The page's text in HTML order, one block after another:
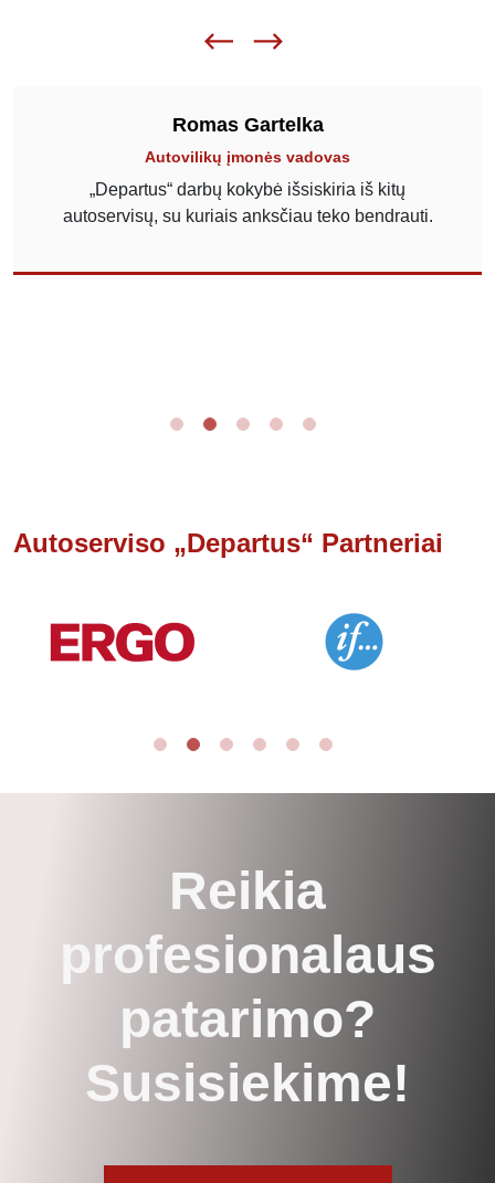
Romas Gartelka
Autovilikų įmonės vadovas
„Departus“ darbų kokybė išsiskiria iš kitų
autoservisų, su kuriais anksčiau teko bendrauti.
Autoserviso „Departus“ Partneriai
Reikia
profesionalaus
patarimo?
Susisiekime!